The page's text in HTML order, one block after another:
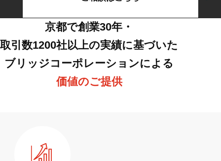
京都で創業30年・
取引数1200社以上の実績に基づいた
ブリッジコーポレーションによる
価値のご提供